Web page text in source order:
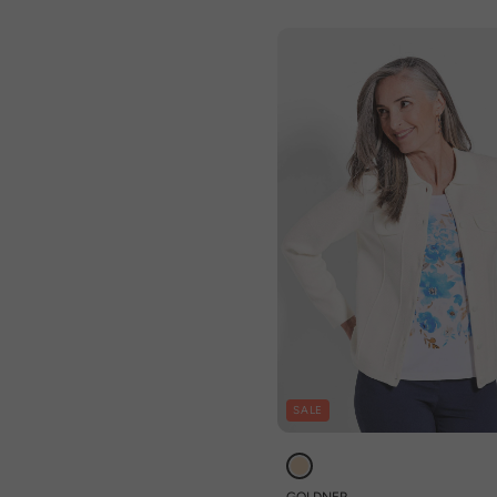
SALE